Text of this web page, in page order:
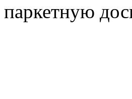
паркетную